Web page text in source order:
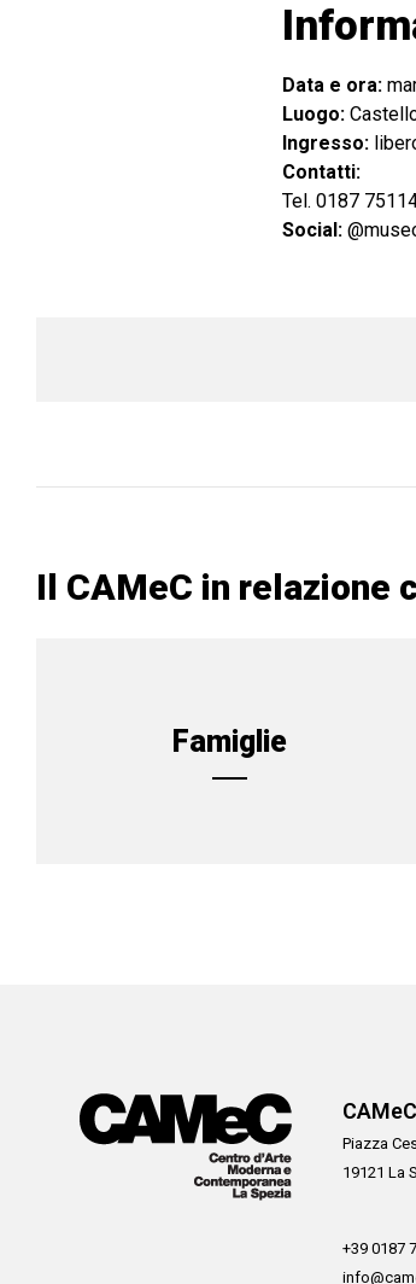
Data e ora:
Luogo:
Ingresso:
Contatti:
Tel. 0187
Social:
Il CAMeC in relazione
Famiglie
CAMeC
Piazza
19121 La
+39 0187